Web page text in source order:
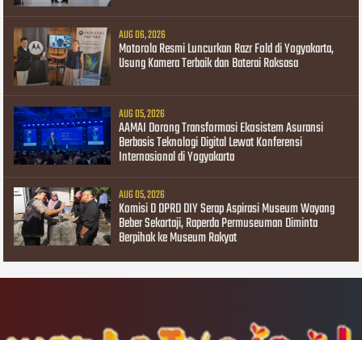
AUG 06, 2026
Motorola Resmi Luncurkan Razr Fold di Yogyakarta,
Usung Kamera Terbaik dan Baterai Raksasa
AUG 05, 2026
AAMAI Dorong Transformasi Ekosistem Asuransi
Berbasis Teknologi Digital Lewat Konferensi
Internasional di Yogyakarta
AUG 05, 2026
Komisi D DPRD DIY Serap Aspirasi Museum Wayang
Beber Sekartaji, Raperda Permuseuman Diminta
Berpihak ke Museum Rakyat